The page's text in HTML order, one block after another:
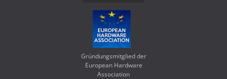
Gründungsmitglied der
European Hardware
Association